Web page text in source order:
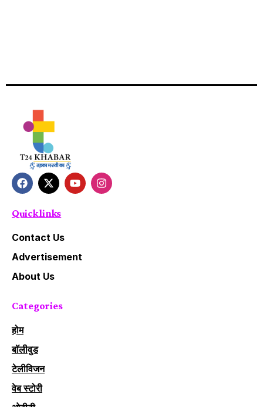
Quick links
Contact Us
Advertisement
About Us
Categories
होम
बॉलीवुड
टेलीविजन
वेब स्टोरी